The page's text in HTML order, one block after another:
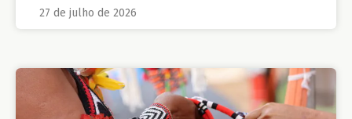
27 de julho de 2026